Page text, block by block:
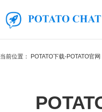
当前位置： POTATO下载-POTATO官网